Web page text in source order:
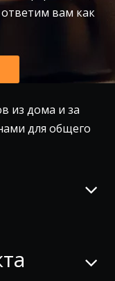
вам как
из дома и за
для общего